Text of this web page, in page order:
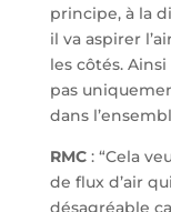
principe, à la
il va aspirer
les côtés.
pas
dans
RMC: “Cela
de flux d’air
désagréable